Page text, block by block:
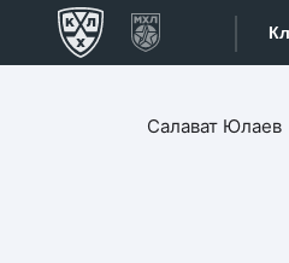
Салават Юлаев